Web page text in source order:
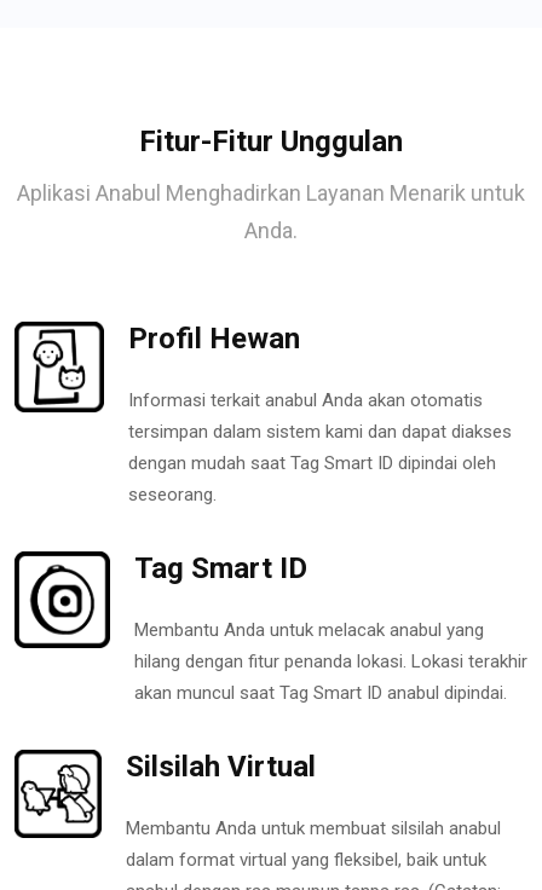
Fitur-Fitur Unggulan
Aplikasi Anabul Menghadirkan Layanan Menarik untuk
Anda.
Profil Hewan
Informasi terkait anabul Anda akan otomatis
tersimpan dalam sistem kami dan dapat diakses
dengan mudah saat Tag Smart ID dipindai oleh
seseorang.
Tag Smart ID
Membantu Anda untuk melacak anabul yang
hilang dengan fitur penanda lokasi. Lokasi terakhir
akan muncul saat Tag Smart ID anabul dipindai.
Silsilah Virtual
Membantu Anda untuk membuat silsilah anabul
dalam format virtual yang fleksibel, baik untuk